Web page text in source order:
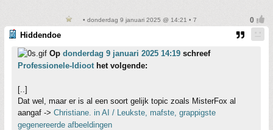
• donderdag 9 januari 2025 @ 14:21 • 7
Hiddendoe
Op donderdag 9 januari 2025 14:19 schreef
Professionele-Idioothet volgende:
[..]
Dat wel, maar er is al een soort gelijk topic zoals MisterFox al
aangaf -> Christiane. in AI / Leukste, mafste, grappigste
gegenereerde afbeeldingen